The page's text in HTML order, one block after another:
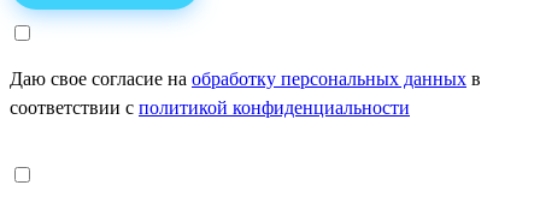
Даю свое согласие на обработку персональных данных в
соответствии с политикой конфиденциальности